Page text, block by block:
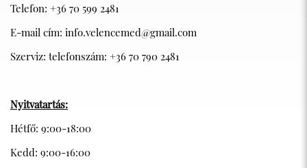
Telefon: +36 70 599 2481
E-mail cím: info.velencemed@gmail.com
Szerviz: telefonszám: +36 70 790 2481
Nyitvatartás:
Hétfő: 9:00-18:00
Kedd: 9:00-16:00